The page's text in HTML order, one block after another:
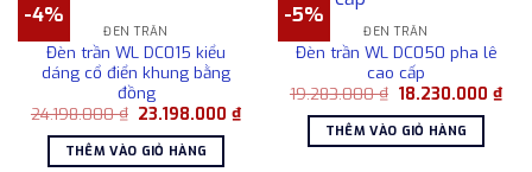
-4%
ĐÈN TRẦN
Đèn trần WL DC015 kiểu
dáng cổ điển khung bằng
đồng
24.198.000₫ Giá
là:
24.198.000 ₫.
23.198.000₫Giá
THÊM VÀO GIỎ HÀNG
-5%
ĐÈN TRẦN
Đèn trần WL DC050 pha lê
cao cấp
19.283.000₫ Giá
là:
19.283.000 ₫.
18.230.000₫Giá
THÊM VÀO GIỎ HÀNG